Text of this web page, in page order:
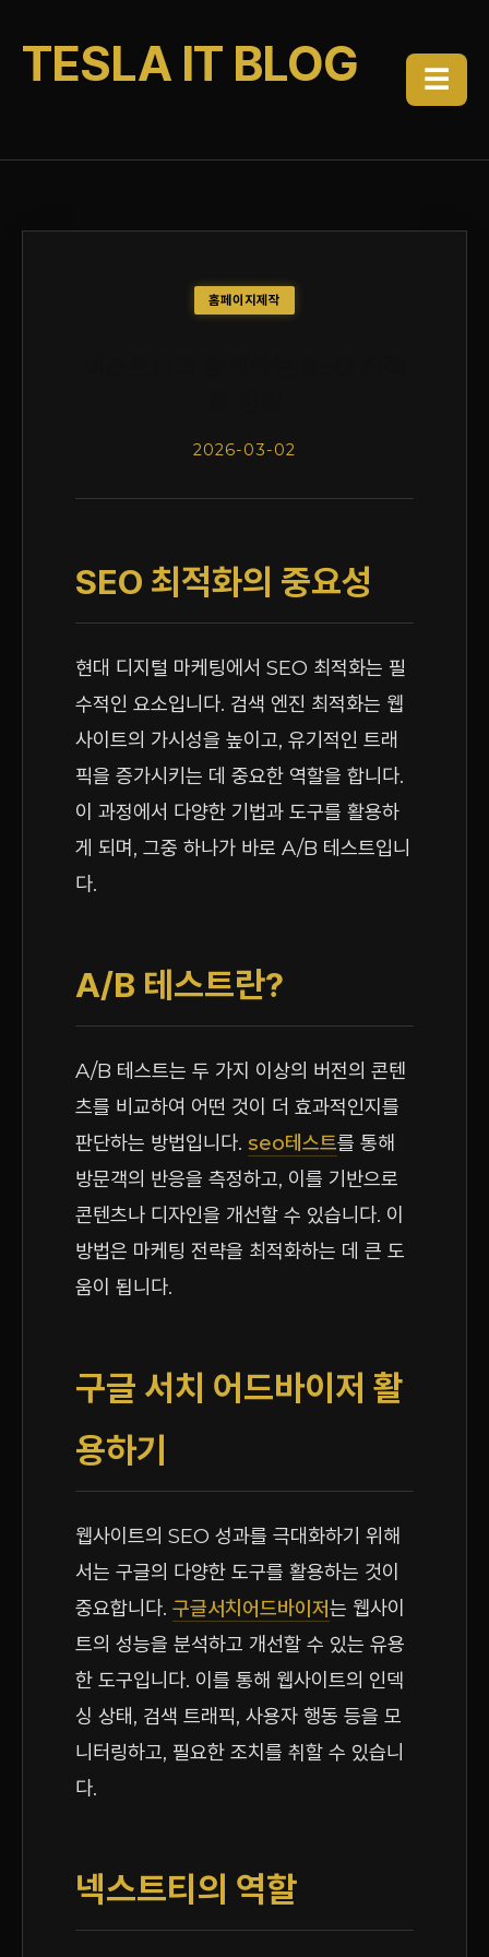
TESLA IT BLOG ☰
홈페이지제작
2026-03-02
SEO 최적화의 중요성
현대 디지털 마케팅에서 SEO 최적화는 필
수적인 요소입니다. 검색 엔진 최적화는 웹
사이트의 가시성을 높이고, 유기적인 트래
픽을 증가시키는 데 중요한 역할을 합니다.
이 과정에서 다양한 기법과 도구를 활용하
게 되며, 그중 하나가 바로 A/B 테스트입니
다.
A/B 테스트란?
A/B 테스트는 두 가지 이상의 버전의 콘텐
츠를 비교하여 어떤 것이 더 효과적인지를
판단하는 방법입니다. seo테스트를 통해
방문객의 반응을 측정하고, 이를 기반으로
콘텐츠나 디자인을 개선할 수 있습니다. 이
방법은 마케팅 전략을 최적화하는 데 큰 도
움이 됩니다.
구글 서치 어드바이저 활
용하기
웹사이트의 SEO 성과를 극대화하기 위해
서는 구글의 다양한 도구를 활용하는 것이
중요합니다. 구글서치어드바이저는 웹사이
트의 성능을 분석하고 개선할 수 있는 유용
한 도구입니다. 이를 통해 웹사이트의 인덱
싱 상태, 검색 트래픽, 사용자 행동 등을 모
니터링하고, 필요한 조치를 취할 수 있습니
다.
넥스트티의 역할